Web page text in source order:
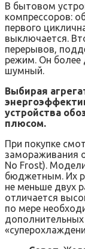
В бытовом
компрессоров:
первого
выключается.
перерывов,
режим. Он более
шумный.
Выбирая
устройства
плюсом.
При покупке
замораживания
No Frost).
бюджетным. Их
не меньше двух
отличается
по мере
дополнительных